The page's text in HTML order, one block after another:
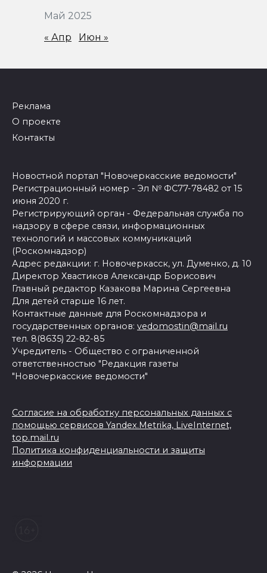
Май 2025
« Апр Июн »
Реклама
О проекте
Контакты
Новостной портал "Новочеркасские ведомости"
Регистрационный номер - Эл № ФС77-78482 от 15
июня 2020 г.
Регистрирующий орган - Федеральная служба по
надзору в сфере связи, информационных
технологий и массовых коммуникаций
(Роскомнадзор)
Адрес редакции: г. Новочеркасск, ул. Думенко, д. 10
Директор Хвастиков Александр Борисович
Главный редактор Казакова Марина Сергеевна
Для детей старше 16 лет.
Контактные данные для Роскомнадзора и
государственных органов: vedomostin@mail.ru
тел. 8(8635) 22-82-85
Учредитель - Общество с ограниченной
ответственностью "Редакция газеты
"Новочеркасские ведомости"
Согласие на обработку персональных данных с
помощью сервисов Yandex.Metrika, LiveInternet,
top.mail.ru
Политика конфиденциальности и защиты
информации